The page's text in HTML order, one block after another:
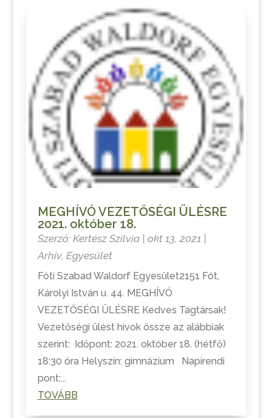
MEGHÍVÓ VEZETŐSÉGI ÜLÉSRE
2021. október 18.
Szerző: Kertész Szilvia| okt 13, 2021
Arhív, Egyesület
Fóti Szabad Waldorf Egyesület2151 Fót,
Károlyi István u. 44. MEGHÍVÓ
VEZETŐSÉGI ÜLÉSRE Kedves Tagtársak!
Vezetőségi ülést hívok össze az alábbiak
szerint: Időpont: 2021. október 18. (hétfő)
18:30 óra Helyszín: gimnázium Napirendi
pont:...
TOVÁBB